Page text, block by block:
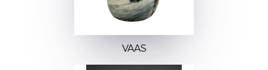
VAAS